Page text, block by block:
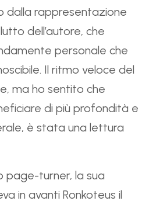
dalla rappresentazione
dell’autore, che
personale che
Il ritmo veloce del
ma ho sentito che
di più profondità e
è stata una lettura
page-turner, la sua
in avanti Ronkoteus il